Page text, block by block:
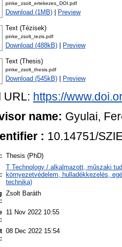
pinke_zsolt_ertekezes_DOI.pdf
Download (1MB) Preview
Text (Tézisek)
pinke_zsolt_tezis.pdf
Download (488kB) Preview
Text (Thesis)
pinke_zsolt_thesis.pdf
Download (545kB) Preview
URL: https://
name: Gyulai,
: 10.14751/
Thesis (PhD)
T Technology / alkalmazott, műszaki
környezetvédelem, hulladékkezelés,
technika)
Zsolt Baráth
11 Nov 2022 10:55
08 Dec 2022 15:54